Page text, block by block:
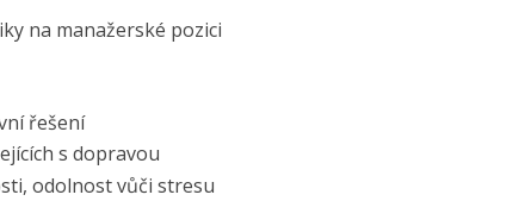
na manažerské pozici
řešení
s dopravou
odolnost vůči stresu